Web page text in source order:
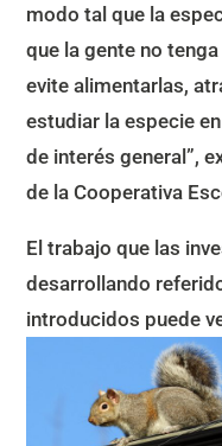
modo tal que la
que la gente no
evite alimentarlas,
estudiar la especie
de interés general”,
de la Cooperativa
El trabajo que las
desarrollando
introducidos puede